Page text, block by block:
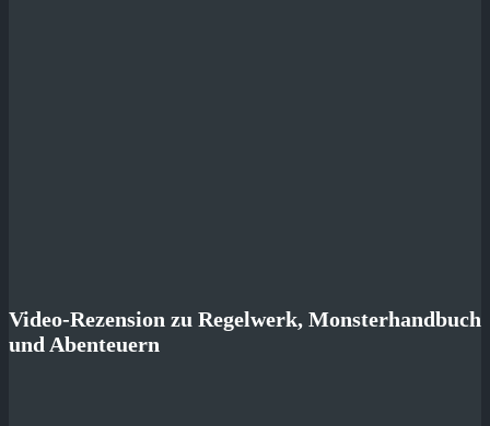
Video-Rezension zu Regelwerk, Monsterhandbuch
und Abenteuern